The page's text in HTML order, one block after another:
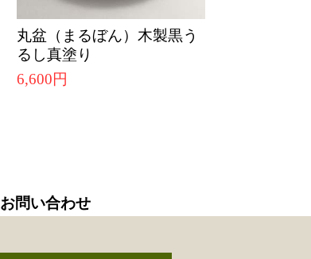
丸盆（まるぼん）木製黒う
るし真塗り
6,600円
お問い合わせ